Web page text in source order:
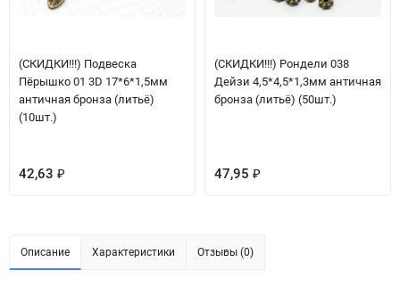
(СКИДКИ!!!) Подвеска
Пёрышко 01 3D 17*6*1,5мм
античная бронза (литьё)
(10шт.)
42,63 ₽
(СКИДКИ!!!) Рондели 038
Дейзи 4,5*4,5*1,3мм античная
бронза (литьё) (50шт.)
47,95 ₽
Описание Характеристики Отзывы (0)